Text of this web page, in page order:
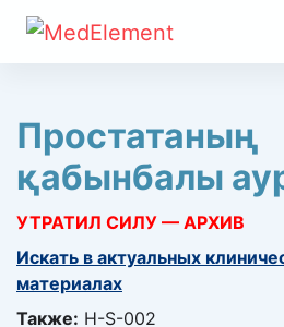
Простатаның
қабынбалы
УТРАТИЛ СИЛУ — АРХИВ
Искать в актуальных
материалах
Также: H-S-002